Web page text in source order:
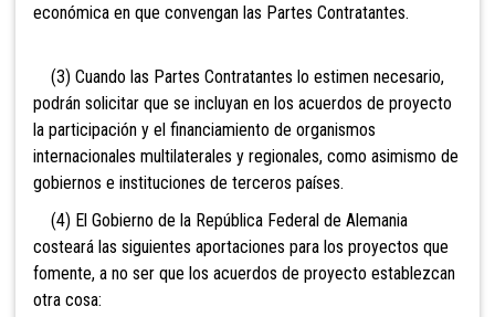
económica en que convengan las Partes Contratantes.
(3) Cuando las Partes Contratantes lo estimen necesario,
podrán solicitar que se incluyan en los acuerdos de proyecto
la participación y el financiamiento de organismos
internacionales multilaterales y regionales, como asimismo de
gobiernos e instituciones de terceros países.
(4) El Gobierno de la República Federal de Alemania
costeará las siguientes aportaciones para los proyectos que
fomente, a no ser que los acuerdos de proyecto establezcan
otra cosa: